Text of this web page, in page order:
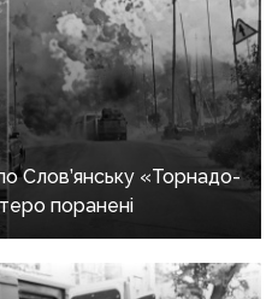
Слов’янську «Торнадо-
поранені